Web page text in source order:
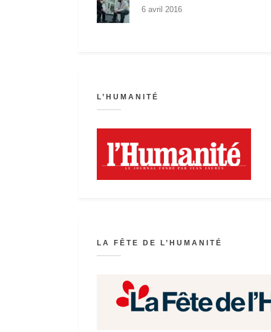
6 avril 2016
L’HUMANITÉ
LA FÊTE DE L’HUMANITÉ